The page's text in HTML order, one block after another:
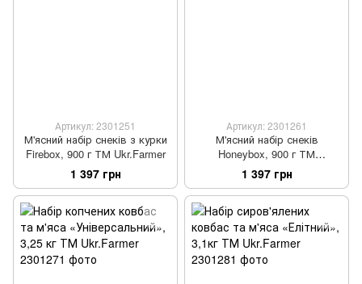
Артикул: 2301251
М'ясний набір снеків з курки
Firebox, 900 г ТМ Ukr.Farmer
1 397 грн
Артикул: 2301261
М'ясний набір снеків
Honeybox, 900 г ТМ
Ukr.Farmer
1 397 грн